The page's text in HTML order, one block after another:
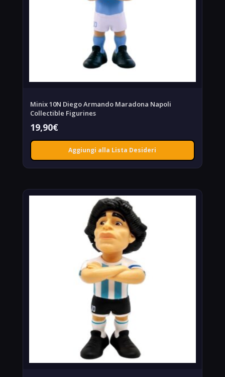
Minix 10N Diego Armando Maradona Napoli
Collectible Figurines
19,90€
Aggiungi alla Lista Desideri